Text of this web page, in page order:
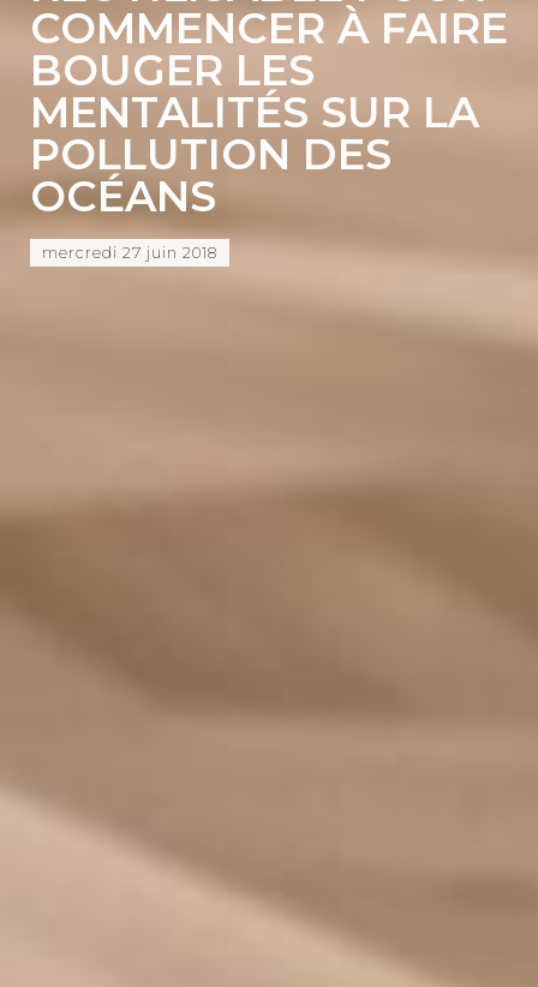
COMMENCER À FAIRE
BOUGER LES
MENTALITÉS SUR LA
POLLUTION DES
OCÉANS
mercredi 27 juin 2018